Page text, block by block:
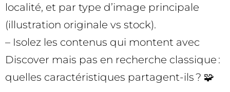
localité, et par type d’image principale
(illustration originale vs stock).
– Isolez les contenus qui montent avec
Discover mais pas en recherche classique :
quelles caractéristiques partagent-ils ? 🧩